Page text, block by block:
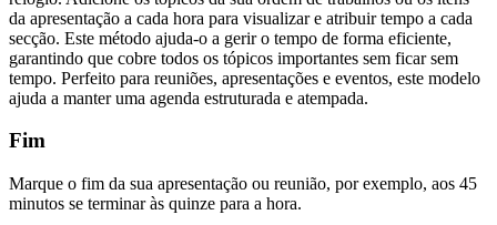
da apresentação a cada hora para visualizar e atribuir tempo a cada
secção. Este método ajuda-o a gerir o tempo de forma eficiente,
garantindo que cobre todos os tópicos importantes sem ficar sem
tempo. Perfeito para reuniões, apresentações e eventos, este modelo
ajuda a manter uma agenda estruturada e atempada.
Fim
Marque o fim da sua apresentação ou reunião, por exemplo, aos 45
minutos se terminar às quinze para a hora.